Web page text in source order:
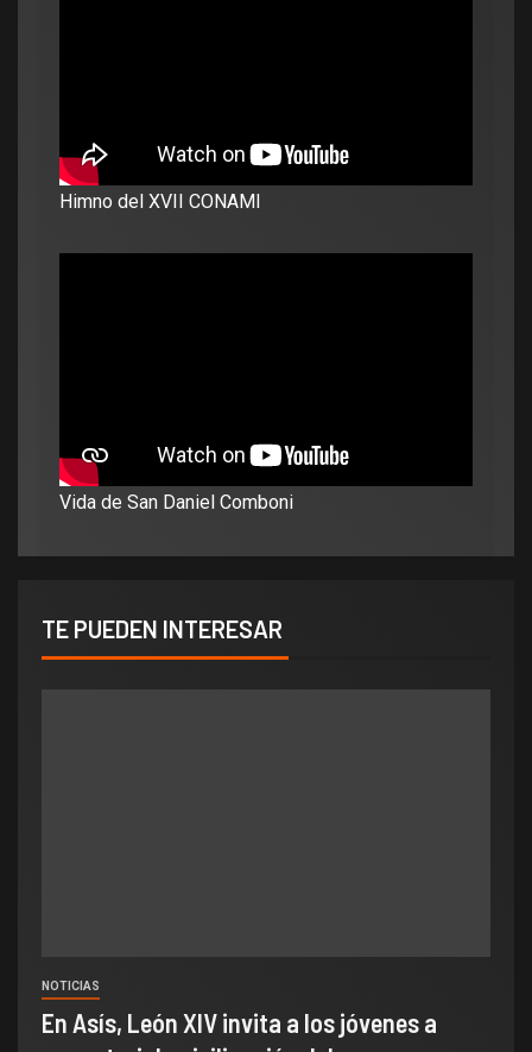
Himno del XVII CONAMI
Vida de San Daniel Comboni
TE PUEDEN INTERESAR
NOTICIAS
En Asís, León XIV invita a los jóvenes a